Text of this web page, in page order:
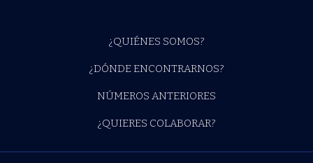
¿QUIÉNES SOMOS?
¿DÓNDE ENCONTRARNOS?
NÚMEROS ANTERIORES
¿QUIERES COLABORAR?